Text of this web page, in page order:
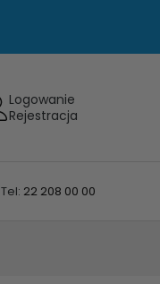
Logowanie
Rejestracja
Tel: 22 208 00 00